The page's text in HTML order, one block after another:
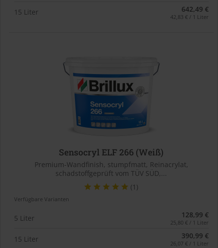
15 Liter 642,49 €
42,83 € / 1 Liter
Sensocryl ELF 266 (Weiß)
Premium-Wandfinish, stumpfmatt, Reinacrylat,
schadstoffgeprüft vom TÜV SÜD,...
(1)
Verfügbare Varianten
5 Liter 128,99 €
25,80 € / 1 Liter
15 Liter 390,99 €
26,07 € / 1 Liter